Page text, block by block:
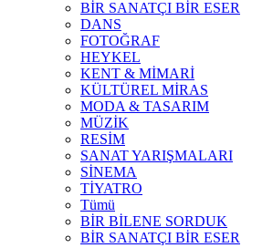
BİR SANATÇI BİR ESER
DANS
FOTOĞRAF
HEYKEL
KENT & MİMARİ
KÜLTÜREL MİRAS
MODA & TASARIM
MÜZİK
RESİM
SANAT YARIŞMALARI
SİNEMA
TİYATRO
Tümü
BİR BİLENE SORDUK
BİR SANATÇI BİR ESER